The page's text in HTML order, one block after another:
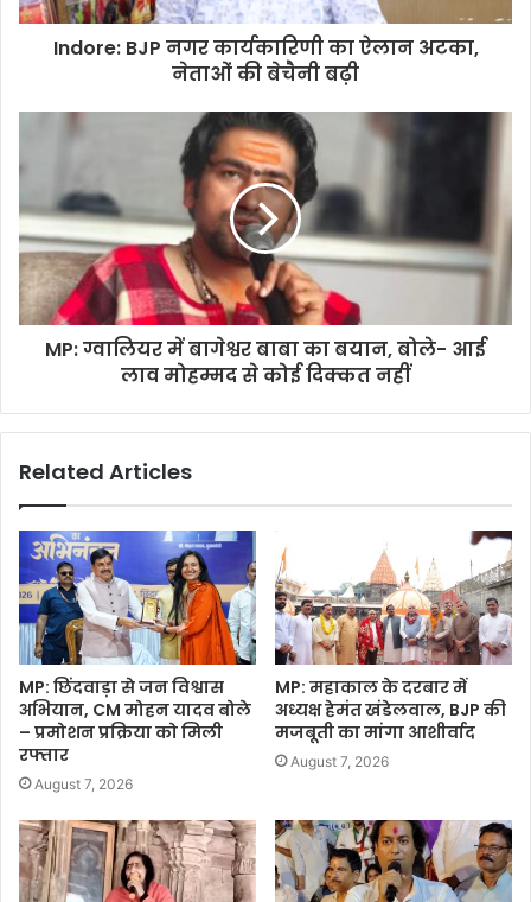
Indore: BJP नगर कार्यकारिणी का ऐलान अटका,
नेताओं की बेचैनी बढ़ी
MP: ग्वालियर में बागेश्वर बाबा का बयान, बोले- आई
लाव मोहम्मद से कोई दिक्कत नहीं
Related Articles
MP: छिंदवाड़ा से जन विश्वास
अभियान, CM मोहन यादव बोले
– प्रमोशन प्रक्रिया को मिली
रफ्तार
August 7, 2026
MP: महाकाल के दरबार में
अध्यक्ष हेमंत खंडेलवाल, BJP की
मजबूती का मांगा आशीर्वाद
August 7, 2026